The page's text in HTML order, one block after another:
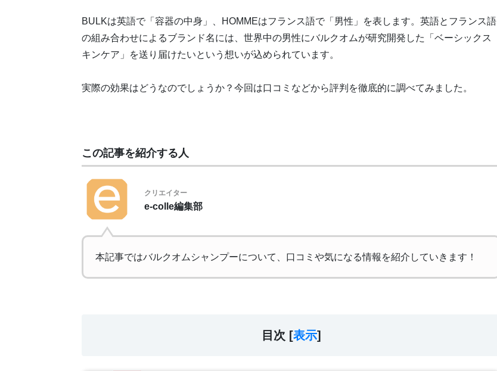
BULKは英語で「容器の中身」、HOMMEはフランス語で「男性」を表します。英語とフランス語
の組み合わせによるブランド名には、世界中の男性にバルクオムが研究開発した「ベーシックス
キンケア」を送り届けたいという想いが込められています。
実際の効果はどうなのでしょうか？今回は口コミなどから評判を徹底的に調べてみました。
この記事を紹介する人
クリエイター
e-colle編集部
本記事ではバルクオムシャンプーについて、口コミや気になる情報を紹介していきます！
目次 [表示]